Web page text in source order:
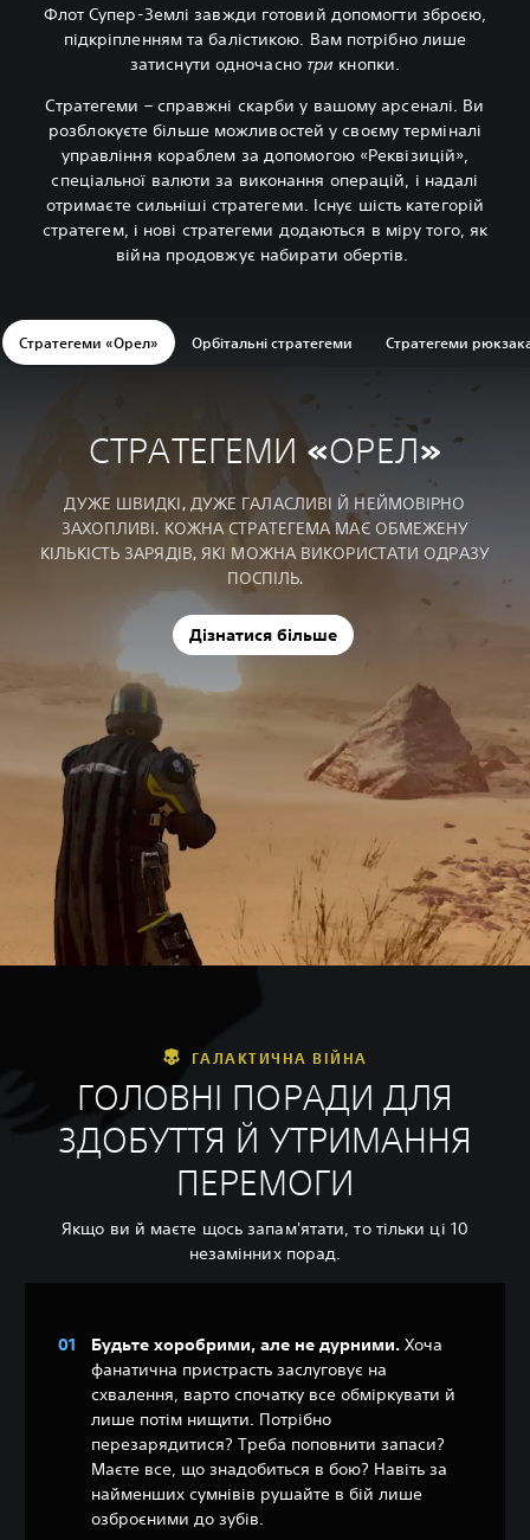
Флот Супер-Землі завжди готовий допомогти зброєю,
підкріпленням та балістикою. Вам потрібно лише
затиснути одночасно три кнопки.
Стратегеми – справжні скарби у вашому арсеналі. Ви
розблокуєте більше можливостей у своєму терміналі
управління кораблем за допомогою «Реквізицій»,
спеціальної валюти за виконання операцій, і надалі
отримаєте сильніші стратегеми. Існує шість категорій
стратегем, і нові стратегеми додаються в міру того, як
війна продовжує набирати обертів.
Стратегеми «Орел» Орбітальні стратегеми Стратегеми
СТРАТЕГЕМИ «ОРЕЛ»
ДУЖЕ ШВИДКІ, ДУЖЕ ГАЛАСЛИВІ Й НЕЙМОВІРНО
ЗАХОПЛИВІ. КОЖНА СТРАТЕГЕМА МАЄ ОБМЕЖЕНУ
КІЛЬКІСТЬ ЗАРЯДІВ, ЯКІ МОЖНА ВИКОРИСТАТИ ОДРАЗУ
ПОСПІЛЬ.
Дізнатися більше
ГАЛАКТИЧНА ВІЙНА
ГОЛОВНІ ПОРАДИ ДЛЯ
ЗДОБУТТЯ Й УТРИМАННЯ
ПЕРЕМОГИ
Якщо ви й маєте щось запам'ятати, то тільки ці 10
незамінних порад.
Будьте хоробрими, але не дурними. Хоча
фанатична пристрасть заслуговує на
схвалення, варто спочатку все обміркувати й
лише потім нищити. Потрібно
перезарядитися? Треба поповнити запаси?
Маєте все, що знадобиться в бою? Навіть за
найменших сумнівів рушайте в бій лише
озброєними до зубів.